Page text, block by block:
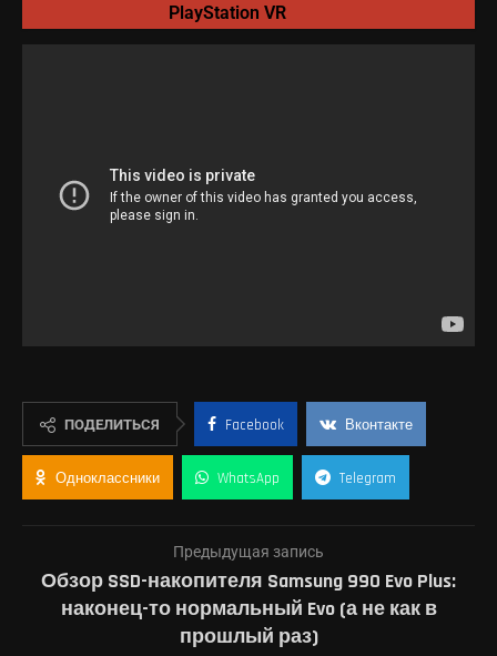
PlayStation VR
ПОДЕЛИТЬСЯ Facebook Вконтакте
Одноклассники WhatsApp Telegram
Предыдущая запись
Обзор SSD-накопителя Samsung 990 Evo Plus:
наконец-то нормальный Evo (а не как в
прошлый раз)